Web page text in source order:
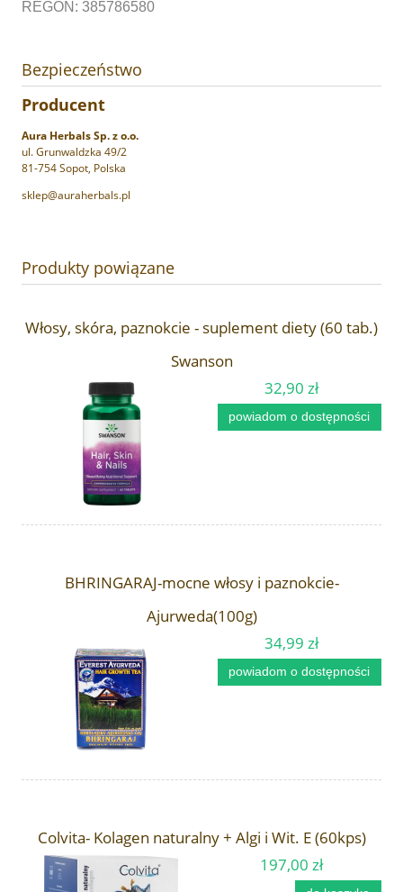
REGON: 385786580
Bezpieczeństwo
Producent
Aura Herbals Sp. z o.o.
ul. Grunwaldzka 49/2
81-754 Sopot, Polska
sklep@auraherbals.pl
Produkty powiązane
Włosy, skóra, paznokcie - suplement diety (60 tab.)
Swanson
32,90 zł
powiadom o dostępności
BHRINGARAJ-mocne włosy i paznokcie-
Ajurweda(100g)
34,99 zł
powiadom o dostępności
Colvita- Kolagen naturalny + Algi i Wit. E (60kps)
197,00 zł